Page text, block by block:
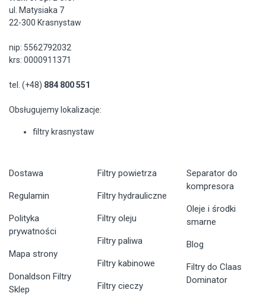
ul. Matysiaka 7
22-300 Krasnystaw
nip: 5562792032
krs: 0000911371
tel. (+48) 884 800 551
Obsługujemy lokalizacje:
filtry krasnystaw
Dostawa
Regulamin
Polityka
prywatności
Mapa strony
Donaldson Filtry
Sklep
Filtry powietrza
Filtry hydrauliczne
Filtry oleju
Filtry paliwa
Filtry kabinowe
Filtry cieczy
Separator do
kompresora
Oleje i środki
smarne
Blog
Filtry do Claas
Dominator